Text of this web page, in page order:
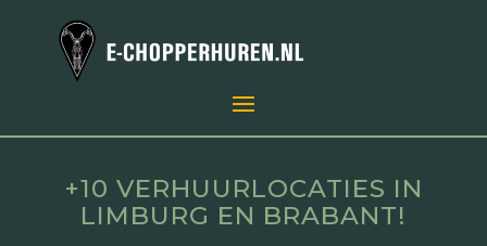
+10 VERHUURLOCATIES IN
LIMBURG EN BRABANT!